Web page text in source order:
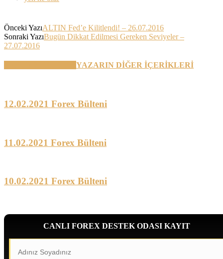
Önceki YazıALTIN Fed’e Kilitlendi! – 26.07.2016
Sonraki YazıBugün Dikkat Edilmesi Gereken Seviyeler –
27.07.2016
YAZARIN DİĞER İÇERİKLERİ
12.02.2021 Forex Bülteni
11.02.2021 Forex Bülteni
10.02.2021 Forex Bülteni
CANLI FOREX DESTEK ODASI KAYIT